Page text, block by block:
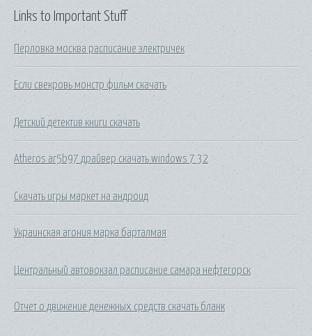
Links to Important Stuff
Перловка москва расписание электричек
Если свекровь монстр фильм скачать
Детский детектив книги скачать
Atheros ar5b97 драйвер скачать windows 7 32
Скачать игры маркет на андроид
Украинская агония марка барталмая
Центральный автовокзал расписание самара нефтегорск
Отчет о движение денежных средств скачать бланк